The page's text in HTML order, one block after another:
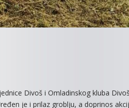
Divoš i Omladinskog kluba
je i prilaz groblju, a doprinos